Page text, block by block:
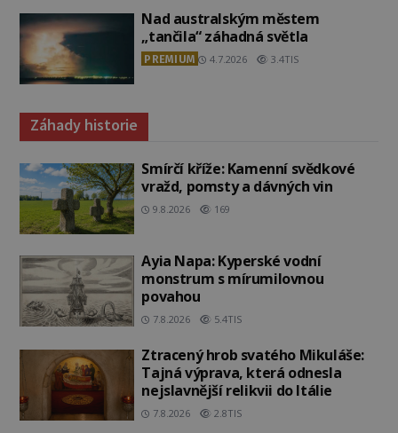
Nad australským městem
„tančila“ záhadná světla
PREMIUM 4.7.2026 3.4TIS
Záhady historie
Smírčí kříže: Kamenní svědkové
vražd, pomsty a dávných vin
9.8.2026 169
Ayia Napa: Kyperské vodní
monstrum s mírumilovnou
povahou
7.8.2026 5.4TIS
Ztracený hrob svatého Mikuláše:
Tajná výprava, která odnesla
nejslavnější relikvii do Itálie
7.8.2026 2.8TIS